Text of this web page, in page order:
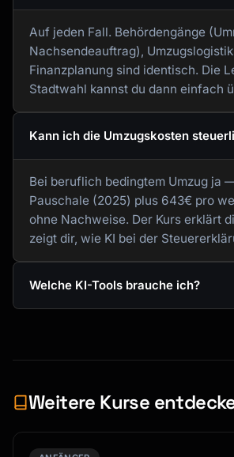
Auf jeden Fall. Behördengänge
Nachsendeauftrag),
Finanzplanung sind identisch. Die
Stadtwahl kannst du dann einfach
Kann ich die Umzugskosten
Bei beruflich bedingtem Umzug ja
Pauschale (2025) plus 643€ pro
ohne Nachweise. Der Kurs erklärt
zeigt dir, wie KI bei der
Welche KI-Tools brauche ich?
Weitere Kurse